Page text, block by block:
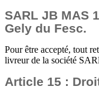
SARL JB MAS
Gely du Fesc.
Pour être accepté, tout
livreur de la société
Article 15 :